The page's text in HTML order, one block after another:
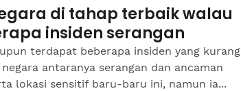
di tahap terbaik walau
insiden serangan
terdapat beberapa insiden yang kurang
negara antaranya serangan dan ancaman
lokasi sensitif baru-baru ini, namun ia...